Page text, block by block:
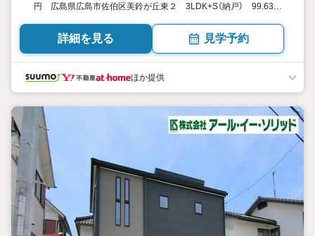
円 広島県広島市佐伯区美鈴が丘東２ 3LDK+S（納戸） 99.63平
詳細を見る 見学予約
ほか提供